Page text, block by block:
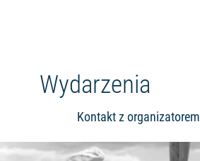
Wydarzenia
Kontakt z organizatorem